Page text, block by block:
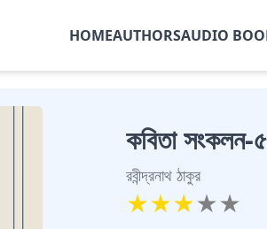
HOMEAUTHORSAUDIO
কবিতা সংকলন-৫
রবীন্দ্রনাথ ঠাকুর
★★★★★